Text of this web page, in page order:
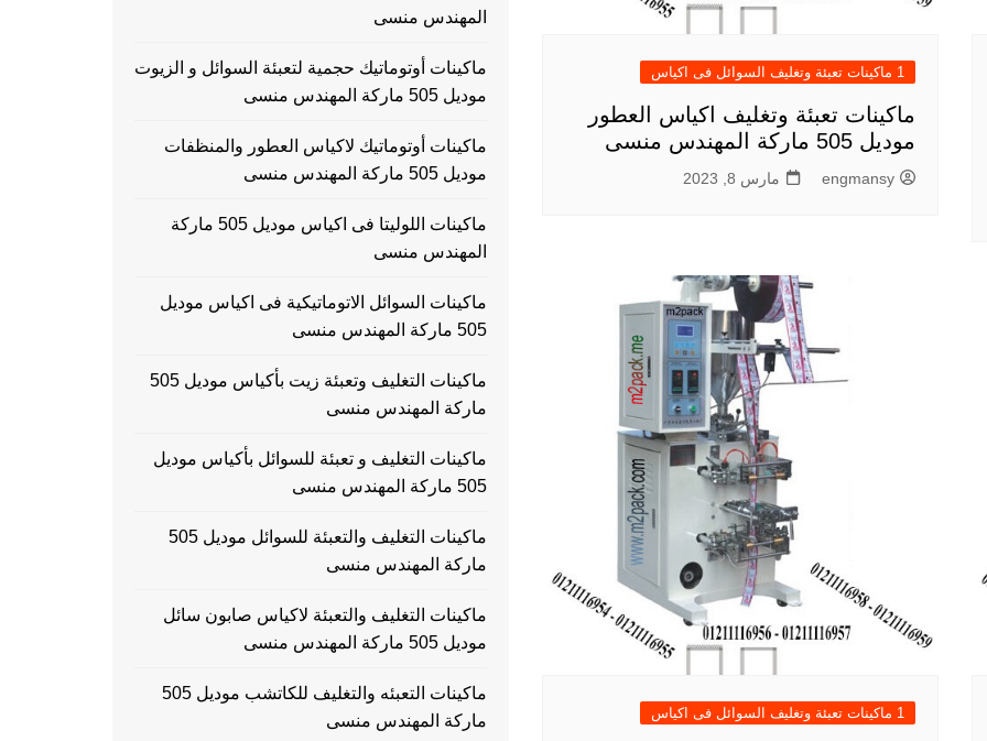
1 ماكينات تعبئة وتغليف السوائل فى اكياس
ماكينات تعبئة وتغليف اكياس العطور
موديل 505 ماركة المهندس منسى
engmansy مارس 8, 2023
1 ماكينات تعبئة وتغليف السوائل فى اكياس
المهندس منسى
ماكينات أوتوماتيك حجمية لتعبئة السوائل و الزيوت
موديل 505 ماركة المهندس منسى
ماكينات أوتوماتيك لاكياس العطور والمنظفات
موديل 505 ماركة المهندس منسى
ماكينات اللوليتا فى اكياس موديل 505 ماركة
المهندس منسى
ماكينات السوائل الاتوماتيكية فى اكياس موديل
505 ماركة المهندس منسى
ماكينات التغليف وتعبئة زيت بأكياس موديل 505
ماركة المهندس منسى
ماكينات التغليف و تعبئة للسوائل بأكياس موديل
505 ماركة المهندس منسى
ماكينات التغليف والتعبئة للسوائل موديل 505
ماركة المهندس منسى
ماكينات التغليف والتعبئة لاكياس صابون سائل
موديل 505 ماركة المهندس منسى
ماكينات التعبئه والتغليف للكاتشب موديل 505
ماركة المهندس منسى